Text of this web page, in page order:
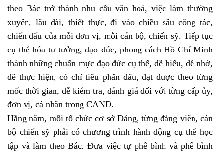
theo Bác trở thành nhu cầu văn hoá, việc làm thường
xuyên, lâu dài, thiết thực, đi vào chiều sâu công tác,
chiến đấu của mỗi đơn vị, mỗi cán bộ, chiến sỹ. Tiếp tục
cụ thể hóa tư tưởng, đạo đức, phong cách Hồ Chí Minh
thành những chuẩn mực đạo đức cụ thể, dễ hiểu, dễ nhớ,
dễ thực hiện, có chỉ tiêu phấn đấu, đạt được theo từng
mốc thời gian, dễ kiểm tra, đánh giá đối với từng cấp ủy,
đơn vị, cá nhân trong CAND.
Hằng năm, mỗi tổ chức cơ sở Đảng, từng đảng viên, cán
bộ chiến sỹ phải có chương trình hành động cụ thể học
tập và làm theo Bác. Đưa việc tự phê bình và phê bình